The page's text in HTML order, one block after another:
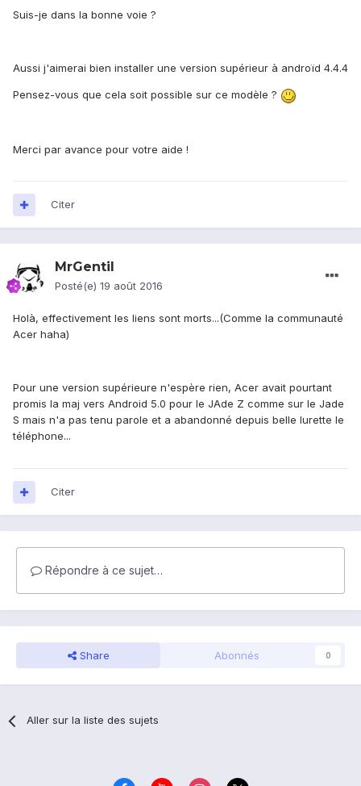
Suis-je dans la bonne voie ?
Aussi j'aimerai bien installer une version supérieur à androïd 4.4.4
Pensez-vous que cela soit possible sur ce modèle ?
Merci par avance pour votre aide !
Citer
MrGentil
Posté(e) 19 août 2016
Holà, effectivement les liens sont morts...(Comme la communauté
Acer haha)
Pour une version supérieure n'espère rien, Acer avait pourtant
promis la maj vers Android 5.0 pour le JAde Z comme sur le Jade
S mais n'a pas tenu parole et a abandonné depuis belle lurette le
téléphone...
Citer
Répondre à ce sujet…
Share Abonnés 0
Aller sur la liste des sujets